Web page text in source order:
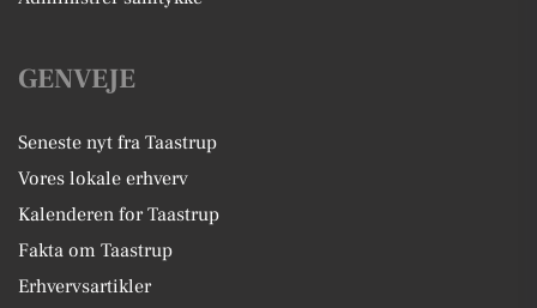
GENVEJE
Seneste nyt fra Taastrup
Vores lokale erhverv
Kalenderen for Taastrup
Fakta om Taastrup
Erhvervsartikler